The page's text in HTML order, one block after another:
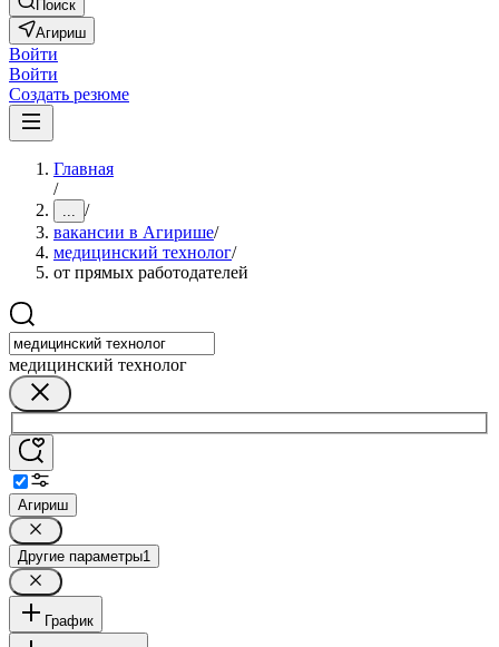
Поиск
Агириш
Войти
Войти
Создать резюме
Главная
/
... /
вакансии в Агирише/
медицинский технолог/
от прямых работодателей
медицинский технолог
Агириш
Другие параметры1
График